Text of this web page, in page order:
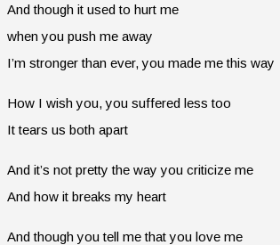
And though it used to hurt me
when you push me away
I’m stronger than ever, you made me this way
How I wish you, you suffered less too
It tears us both apart
And it’s not pretty the way you criticize me
And how it breaks my heart
And though you tell me that you love me